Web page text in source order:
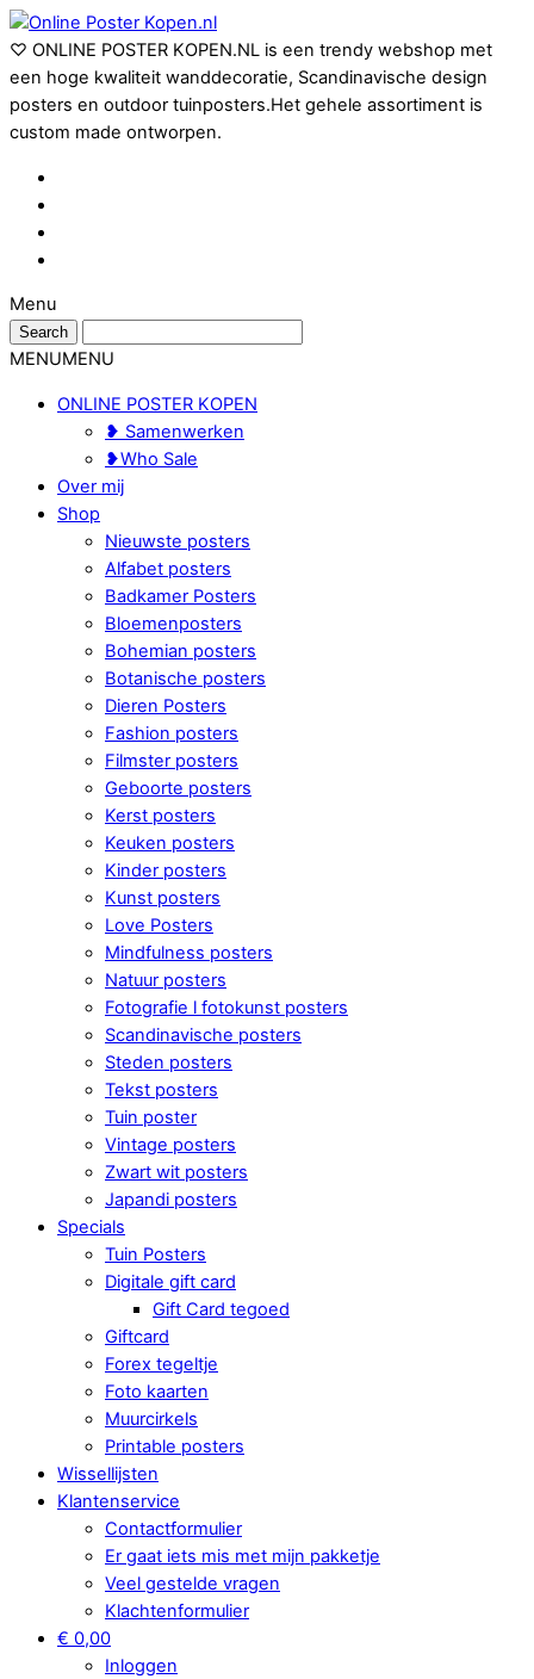
♡ ONLINE POSTER KOPEN.NL is een trendy webshop met
een hoge kwaliteit wanddecoratie, Scandinavische design
posters en outdoor tuinposters.Het gehele assortiment is
custom made ontworpen.
Menu
MENUMENU
ONLINE POSTER KOPEN
❥ Samenwerken
❥Who Sale
Over mij
Shop
Nieuwste posters
Alfabet posters
Badkamer Posters
Bloemenposters
Bohemian posters
Botanische posters
Dieren Posters
Fashion posters
Filmster posters
Geboorte posters
Kerst posters
Keuken posters
Kinder posters
Kunst posters
Love Posters
Mindfulness posters
Natuur posters
Fotografie l fotokunst posters
Scandinavische posters
Steden posters
Tekst posters
Tuin poster
Vintage posters
Zwart wit posters
Japandi posters
Specials
Tuin Posters
Digitale gift card
Gift Card tegoed
Giftcard
Forex tegeltje
Foto kaarten
Muurcirkels
Printable posters
Wissellijsten
Klantenservice
Contactformulier
Er gaat iets mis met mijn pakketje
Veel gestelde vragen
Klachtenformulier
€ 0,00
Inloggen